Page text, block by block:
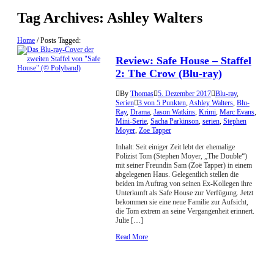
Tag Archives: Ashley Walters
Home /Posts Tagged:
Review: Safe House – Staffel
2: The Crow (Blu-ray)
By Thomas 5. Dezember 2017 Blu-ray,
Serien 3 von 5 Punkten,Ashley Walters, Blu-
Ray, Drama, Jason Watkins, Krimi, Marc Evans,
Mini-Serie, Sacha Parkinson, serien, Stephen
Moyer, Zoe Tapper
Inhalt: Seit einiger Zeit lebt der ehemalige
Polizist Tom (Stephen Moyer, „The Double“)
mit seiner Freundin Sam (Zoë Tapper) in einem
abgelegenen Haus. Gelegentlich stellen die
beiden im Auftrag von seinen Ex-Kollegen ihre
Unterkunft als Safe House zur Verfügung. Jetzt
bekommen sie eine neue Familie zur Aufsicht,
die Tom extrem an seine Vergangenheit erinnert.
Julie […]
Read More